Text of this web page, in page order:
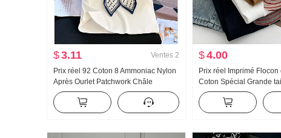
$3.11 Ventes 2
Prix réel 92 Coton 8 Ammoniac Nylon
Après Ourlet Patchwork Châle
Foulard en soie Ajusté Col en V
Manches courtes T-shirt Femme
$4.00
Prix réel Imprimé Flocon
Coton Spécial Grande
À la mode Niche
Manches courtes